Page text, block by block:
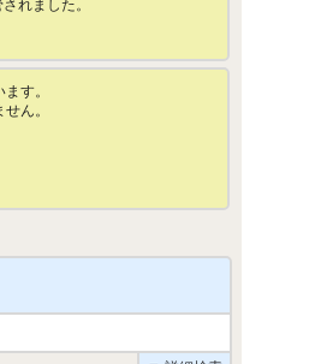
れました。
す。
ん。